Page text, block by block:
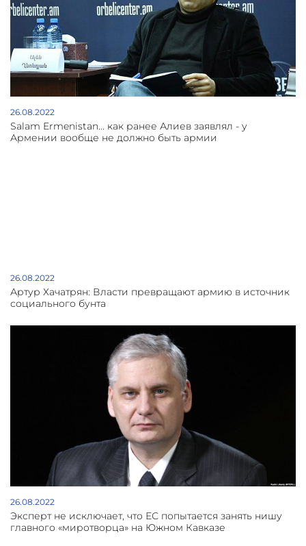
26.08.2022
Salam Ermenistan... как ранее Алиев заявлял - у
Армении вообще не должно быть армии
26.08.2022
Артур Хачатрян: Власти превращают армию в источник
социального бунта
26.08.2022
Эксперт не исключает, что ЕС попытается занять нишу
главного «миротворца» на Южном Кавказе